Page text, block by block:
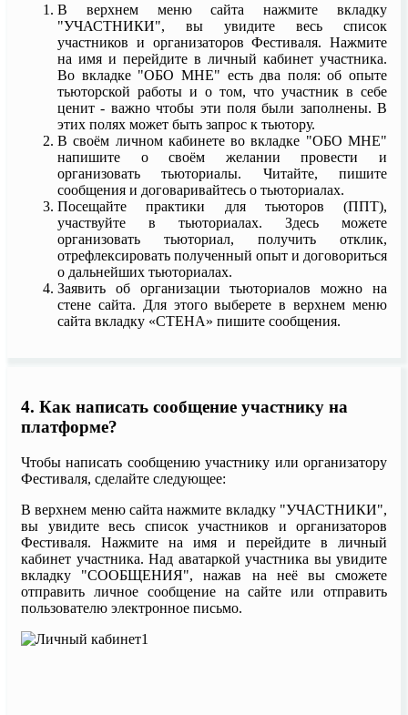
В верхнем меню сайта нажмите вкладку
"УЧАСТНИКИ", вы увидите весь список
участников и организаторов Фестиваля. Нажмите
на имя и перейдите в личный кабинет участника.
Во вкладке "ОБО МНЕ" есть два поля: об опыте
тьюторской работы и о том, что участник в себе
ценит - важно чтобы эти поля были заполнены. В
этих полях может быть запрос к тьютору.
В своём личном кабинете во вкладке "ОБО МНЕ"
напишите о своём желании провести и
организовать тьюториалы. Читайте, пишите
сообщения и договаривайтесь о тьюториалах.
Посещайте практики для тьюторов (ППТ),
участвуйте в тьюториалах. Здесь можете
организовать тьюториал, получить отклик,
отрефлексировать полученный опыт и договориться
о дальнейших тьюториалах.
Заявить об организации тьюториалов можно на
стене сайта. Для этого выберете в верхнем меню
сайта вкладку «СТЕНА» пишите сообщения.
4. Как написать сообщение участнику на
платформе?
Чтобы написать сообщению участнику или организатору
Фестиваля, сделайте следующее:
В верхнем меню сайта нажмите вкладку "УЧАСТНИКИ",
вы увидите весь список участников и организаторов
Фестиваля. Нажмите на имя и перейдите в личный
кабинет участника. Над аватаркой участника вы увидите
вкладку "СООБЩЕНИЯ", нажав на неё вы сможете
отправить личное сообщение на сайте или отправить
пользователю электронное письмо.